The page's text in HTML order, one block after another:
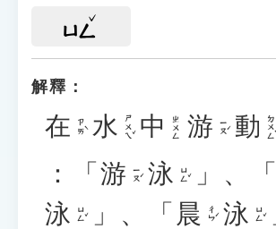
ㄩㄥ
解釋：
在 ㄗㄞˋ 水 ㄕㄨㄟˇ 中 ㄓㄨㄥ 游 ㄧㄡˊ 動 ㄉㄨㄥˋ
：「 游 ㄧㄡˊ 泳 ㄩㄥˇ 」、「
泳 ㄩㄥˇ 」、「 晨 ㄔㄣˊ 泳 ㄩㄥˇ